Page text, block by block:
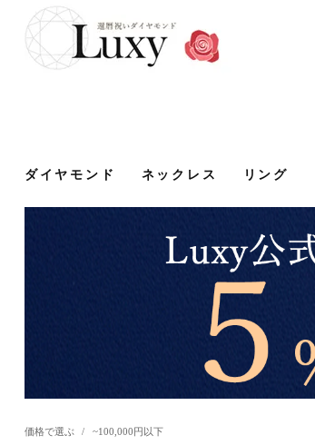
ダイヤモンド ネックレス リング
価格で選ぶ / ~100,000円以下